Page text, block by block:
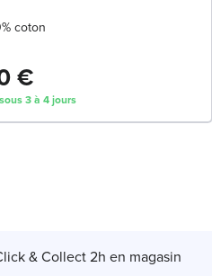
coton
€
3 à 4 jours
& Collect 2h en magasin